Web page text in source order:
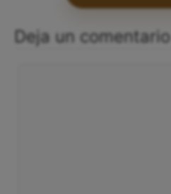
Deja un comentario